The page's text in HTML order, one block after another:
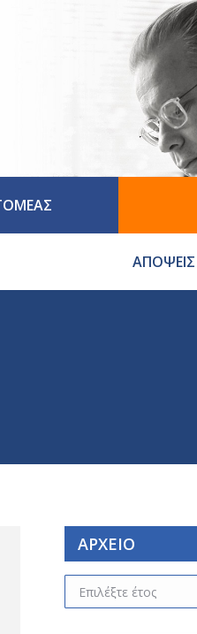
ΑΠΟΨΕΙΣ
ΑΡΧΕΙΟ
ΑΡΧΕΙΟ